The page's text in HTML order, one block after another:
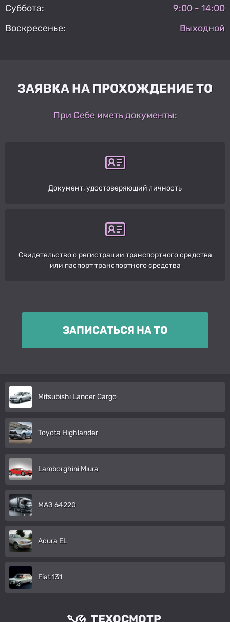
Суббота:
9:00 - 14:00
Воскресенье:
Выходной
ЗАЯВКА НА ПРОХОЖДЕНИЕ ТО
При Себе иметь документы:
Документ, удостоверяющий личность
Свидетельство о регистрации транспортного средства
или паспорт транспортного средства
ЗАПИСАТЬСЯ НА ТО
Mitsubishi Lancer Cargo
Toyota Highlander
Lamborghini Miura
МАЗ 64220
Acura EL
Fiat 131
ТЕХОСМОТР